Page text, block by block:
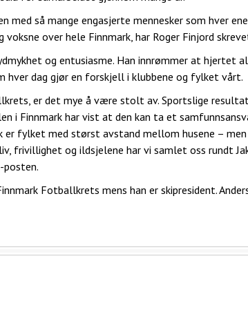
så mange engasjerte mennesker som hver
over hele Finnmark, har Roger Finjord
og entusiasme. Han innrømmer at hjertet
hver dag gjør en forskjell i klubbene og fylket vårt.
er det mye å være stolt av. Sportslige
i Finnmark har vist at den kan ta et
er fylket med størst avstand mellom husene –
frivillighet og ildsjelene har vi samlet oss rundt
posten.
Fotballkrets mens han er skipresident.